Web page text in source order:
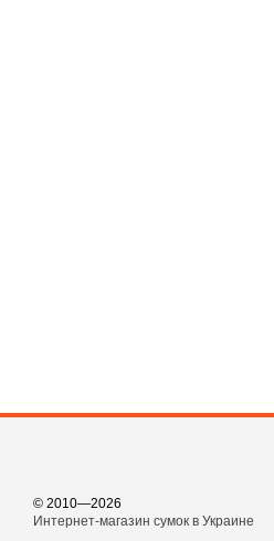
© 2010—2026
Интернет-магазин сумок в Украине